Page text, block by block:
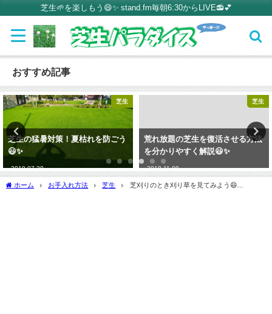
芝生🌱を楽しもう😄✨ stand.fm毎朝6:30からLIVE📻💕
おすすめ記事
芝生
芝生の猛暑対策！夏枯れを防ごう
😃✨
2019-07-30
芝生
荒れ放題の芝生を復活させる方法
を分かりやすく解説😃✨
2018-11-09
ホーム お手入れ方法 芝生
芝刈りのとき刈り草を見てみよう😄